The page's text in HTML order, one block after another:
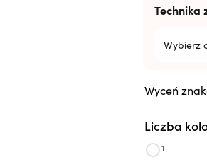
Technika
Wybierz
Wyceń
Liczba
1